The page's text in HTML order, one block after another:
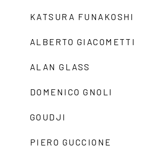
KATSURA FUNAKOSHI
ALBERTO GIACOMETTI
ALAN GLASS
DOMENICO GNOLI
GOUDJI
PIERO GUCCIONE